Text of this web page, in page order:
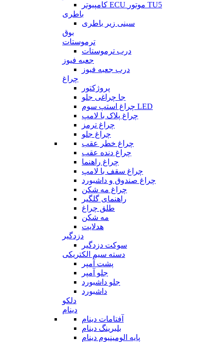
کامپیوتر ECU موتور TU5
باطری
سینی زیر باطری
بوق
ترموستات
درب ترموستات
جعبه فیوز
درب جعبه فیوز
چراغ
پروژکتور
جا چراغی جلو
چراغ استپ سوم LED
چراغ پلاک با لامپ
چراغ ترمز
چراغ جلو
چراغ خطر عقب
چراغ دنده عقب
چراغ راهنما
چراغ سقف با لامپ
چراغ صندوق و داشبورد
چراغ مه شکن
راهنمای گلگیر
طلق چراغ
مه شکن
هدلایت
دزدگیر
سوکت دزدگیر
دسته سیم الکتریکی
پشت آمپر
جلو آمپر
جلو داشبورد
داشبورد
دلکو
دینام
آفتامات دینام
بلبرینگ دینام
پایه الومینیوم دینام